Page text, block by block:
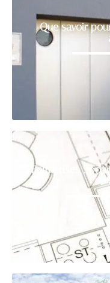
Que savoir
Entreprises :